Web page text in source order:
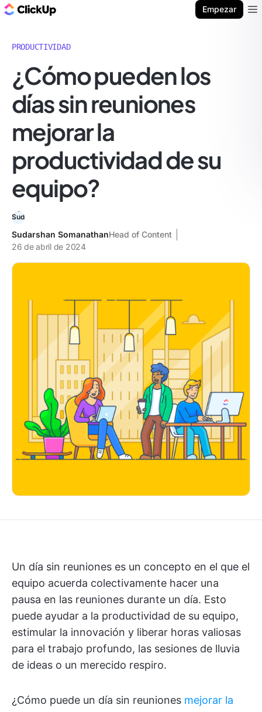
Empezar
PRODUCTIVIDAD
¿Cómo pueden los
días sin reuniones
mejorar la
productividad de su
equipo?
Sudarshan SomanathanHead of Content
26 de abril de 2024
Un día sin reuniones es un concepto en el que el
equipo acuerda colectivamente hacer una
pausa en las reuniones durante un día. Esto
puede ayudar a la productividad de su equipo,
estimular la innovación y liberar horas valiosas
para el trabajo profundo, las sesiones de lluvia
de ideas o un merecido respiro.
¿Cómo puede un día sin reuniones mejorar la